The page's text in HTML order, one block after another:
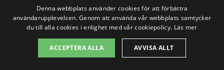
Oavsett anledning, är blombud i Skärstad
den perfekta lösningen för att skicka en
hälsning som uppskattas av mottagaren. I
Denna webbplats använder cookies för att förbättra
användarupplevelsen. Genom att använda vår webbplats samtycker
du till alla cookies i enlighet med vår cookiepolicy. Läs mer
ACCEPTERA ALLA AVVISA ALLT